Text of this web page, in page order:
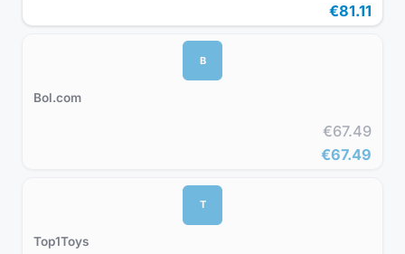
€81.11
B
Bol.com
€67.49
€67.49
T
Top1Toys